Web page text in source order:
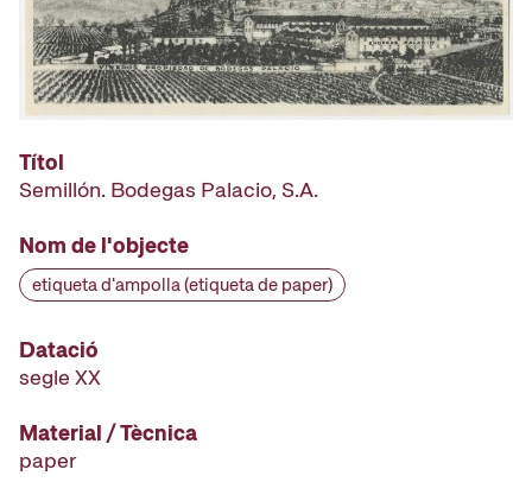
Títol
Semillón. Bodegas Palacio, S.A.
Nom de l'objecte
etiqueta d'ampolla (etiqueta de paper)
Datació
segle XX
Material / Tècnica
paper